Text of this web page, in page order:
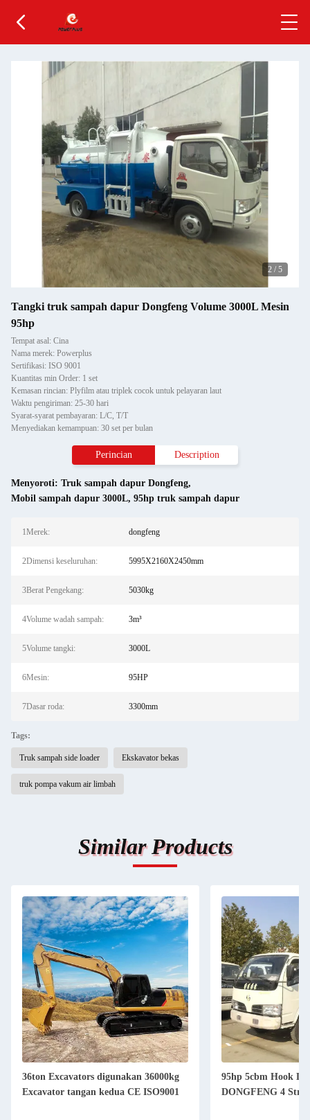
2 / 5
Tangki truk sampah dapur Dongfeng Volume 3000L Mesin
95hp
Tempat asal: Cina
Nama merek: Powerplus
Sertifikasi: ISO 9001
Kuantitas min Order: 1 set
Kemasan rincian: Plyfilm atau triplek cocok untuk pelayaran laut
Waktu pengiriman: 25-30 hari
Syarat-syarat pembayaran: L/C, T/T
Menyediakan kemampuan: 30 set per bulan
Perincian Description
Menyoroti: Truk sampah dapur Dongfeng,
Mobil sampah dapur 3000L, 95hp truk sampah dapur
1Merek: dongfeng
2Dimensi keseluruhan: 5995X2160X2450mm
3Berat Pengekang: 5030kg
4Volume wadah sampah: 3m³
5Volume tangki: 3000L
6Mesin: 95HP
7Dasar roda: 3300mm
Tags:
Truk sampah side loader Ekskavator bekas
truk pompa vakum air limbah
Similar Products
36ton Excavators digunakan 36000kg
Excavator tangan kedua CE ISO9001
95hp 5cbm Hook
DONGFENG 4